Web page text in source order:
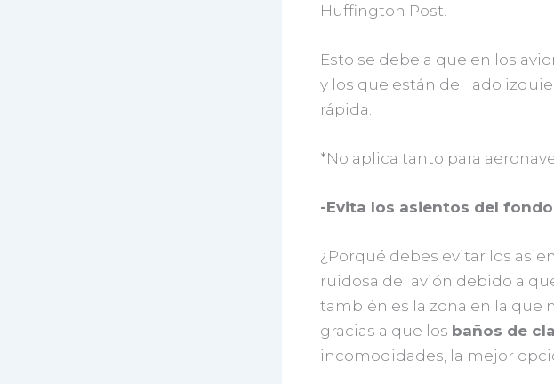
Huffington Post.
Esto se debe a que en los
y los que están del lado
rápida.
*No aplica tanto para
-Evita los asientos del
¿Porqué debes evitar los
ruidosa del avión debido a
también es la zona en la que
gracias a que los baños de
incomodidades, la mejor